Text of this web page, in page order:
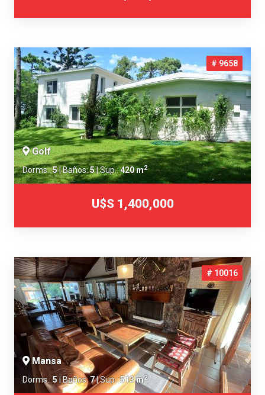
# 9658
Golf
Dorms.:5| Baños:5| Sup.:420 m2
U$S 1,400,000
# 10016
Mansa
Dorms.: 5| Baños:7| Sup.:513 m2